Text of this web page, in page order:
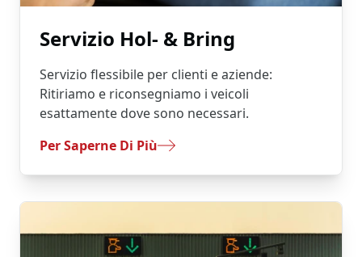
Servizio Hol- & Bring
Servizio flessibile per clienti e aziende:
Ritiriamo e riconsegniamo i veicoli
esattamente dove sono necessari.
Per Saperne Di Più
- Servizio Hol- & Bring